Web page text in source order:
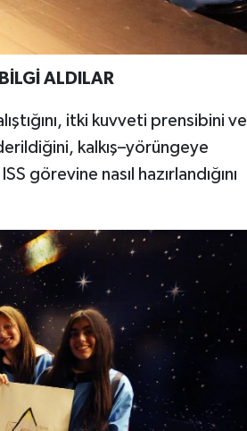
ALDILAR
itki kuvveti prensibini ve
kalkış–yörüngeye
görevine nasıl hazırlandığını